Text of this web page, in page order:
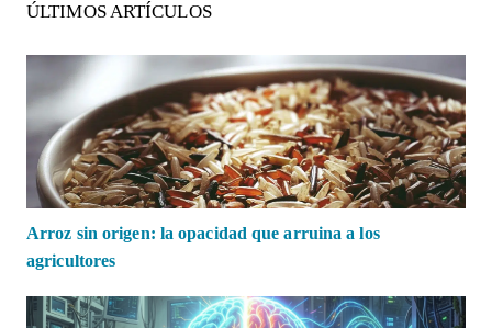
ÚLTIMOS ARTÍCULOS
Arroz sin origen: la opacidad que arruina a los
agricultores